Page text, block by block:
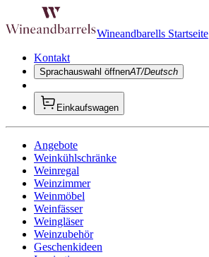
Wineandbarells Startseite
Kontakt
Sprachauswahl öffnenAT/Deutsch
Einkaufswagen
Angebote
Weinkühlschränke
Weinregal
Weinzimmer
Weinmöbel
Weinfässer
Weingläser
Weinzubehör
Geschenkideen